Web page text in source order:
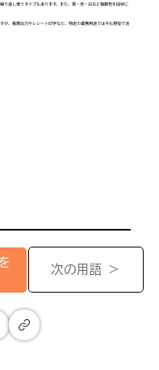
返し使うタイプもあります。また、黒・赤・白など複数色を段状に
が、帳票出力やレシート印字など、特定の業務用途では今も現役で活
次の用語 ＞